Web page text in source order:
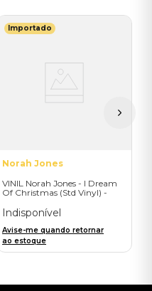
Importado
Norah Jones
VINIL Norah Jones - I Dream
Of Christmas (Std Vinyl) -
Indisponível
Avise-me quando retornar
ao estoque